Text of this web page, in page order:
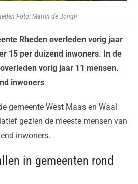
Foto: Martin de Jongh
Rheden overleden vorig jaar
15 per duizend inwoners. In de
vorig jaar 11 mensen.
inwoners
gemeente West Maas en Waal
gezien de meeste mensen van
inwoners.
in gemeenten rond